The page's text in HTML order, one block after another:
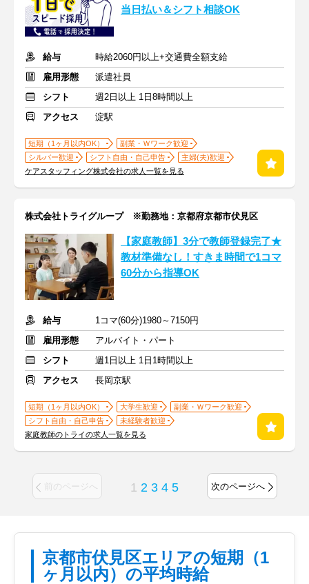
当日払い＆シフト相談OK
給与
時給2060円以上+交通費全額支給
雇用形態
派遣社員
シフト
週2日以上 1日8時間以上
アクセス
淀駅
短期（1ヶ月以内OK）
副業・Ｗワーク歓迎
シルバー歓迎
シフト自由・自己申告
主婦(夫)歓迎
ケアスタッフィング株式会社の求人一覧を見る
株式会社トライグループ ※勤務地：京都府京都市伏見区
【家庭教師】3分で教師登録完了★
教材準備なし！すきま時間で1コマ
60分から指導OK
給与
1コマ(60分)1980～7150円
雇用形態
アルバイト・パート
シフト
週1日以上 1日1時間以上
アクセス
長岡京駅
短期（1ヶ月以内OK） 大学生歓迎
副業・Ｗワーク歓迎
シフト自由・自己申告
未経験者歓迎
家庭教師のトライの求人一覧を見る
前のページへ 1 2 3 4 5 次のページへ
京都市伏見区エリアの短期（1
ヶ月以内）の平均時給